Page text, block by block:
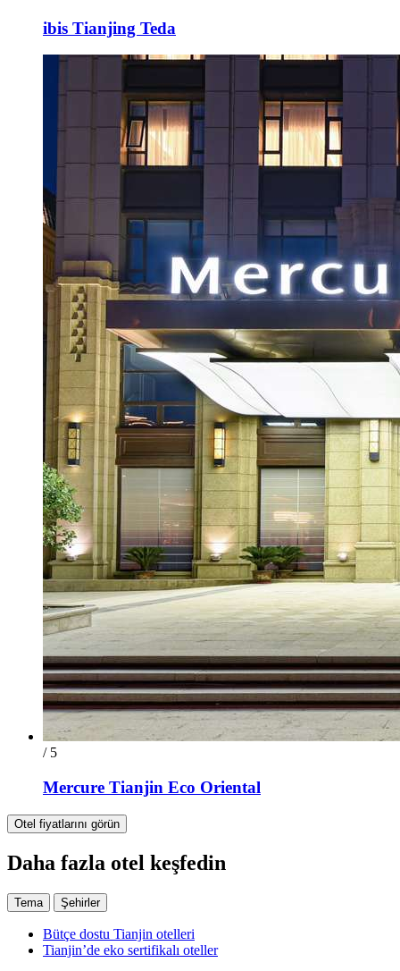
ibis Tianjing Teda
/ 5
Mercure Tianjin Eco Oriental
Otel fiyatlarını görün
Daha fazla otel keşfedin
Tema Şehirler
Bütçe dostu Tianjin otelleri
Tianjin’de eko sertifikalı oteller